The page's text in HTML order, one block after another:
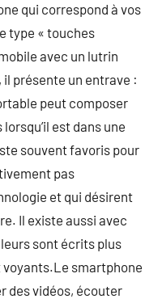
qui correspond à vos
type « touches
avec un lutrin
présente un entrave :
peut composer
est dans une
souvent favoris pour
pas
et qui désirent
Il existe aussi avec
sont écrits plus
smartphone
des vidéos, écouter